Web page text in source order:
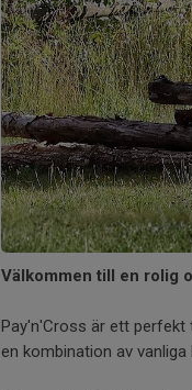
Välkommen till en rolig
Pay'n'Cross är ett perfekt
en kombination av